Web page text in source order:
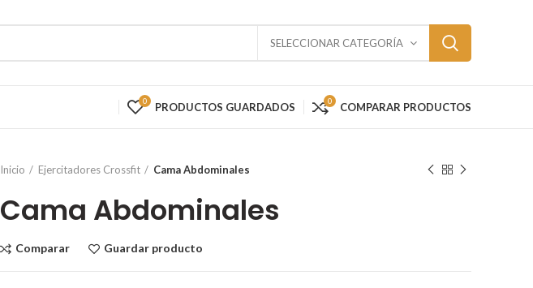
SELECCIONAR CATEGORÍA
0 PRODUCTOS GUARDADOS 0 COMPARAR PRODUCTOS
Inicio Ejercitadores Crossfit Cama Abdominales
Cama Abdominales
Comparar Guardar producto